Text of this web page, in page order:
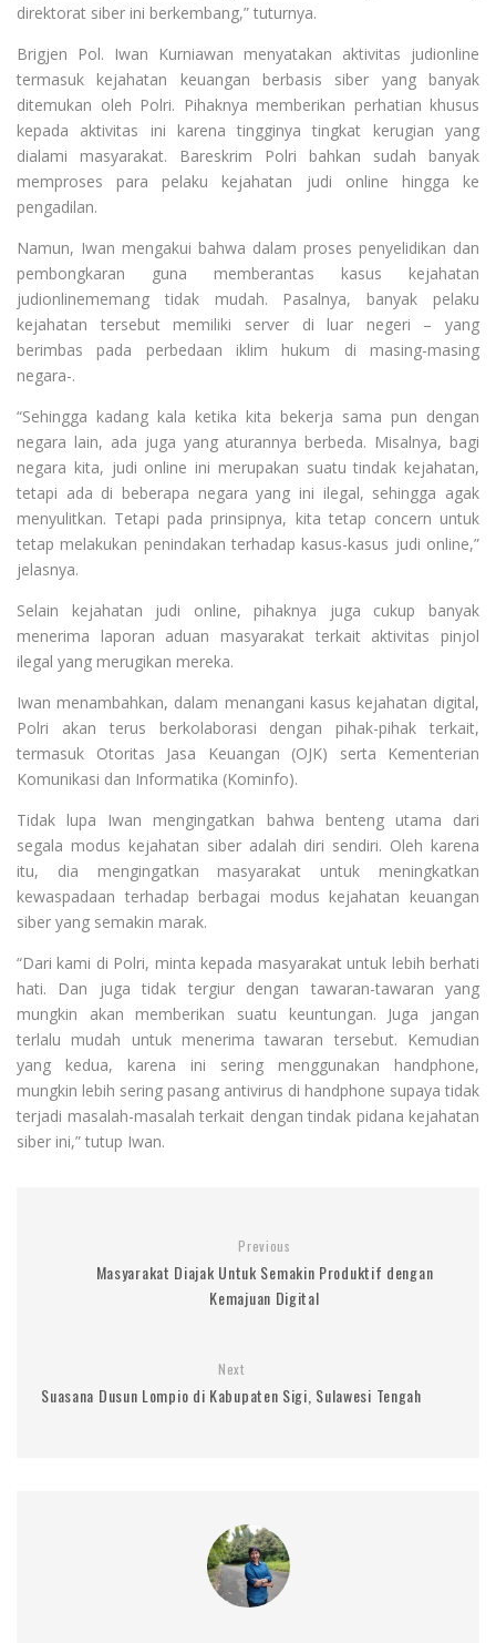
direktorat siber ini berkembang,” tuturnya.
Brigjen Pol. Iwan Kurniawan menyatakan aktivitas judionline
termasuk kejahatan keuangan berbasis siber yang banyak
ditemukan oleh Polri. Pihaknya memberikan perhatian khusus
kepada aktivitas ini karena tingginya tingkat kerugian yang
dialami masyarakat. Bareskrim Polri bahkan sudah banyak
memproses para pelaku kejahatan judi online hingga ke
pengadilan.
Namun, Iwan mengakui bahwa dalam proses penyelidikan dan
pembongkaran guna memberantas kasus kejahatan
judionlinememang tidak mudah. Pasalnya, banyak pelaku
kejahatan tersebut memiliki server di luar negeri – yang
berimbas pada perbedaan iklim hukum di masing-masing
negara-.
“Sehingga kadang kala ketika kita bekerja sama pun dengan
negara lain, ada juga yang aturannya berbeda. Misalnya, bagi
negara kita, judi online ini merupakan suatu tindak kejahatan,
tetapi ada di beberapa negara yang ini ilegal, sehingga agak
menyulitkan. Tetapi pada prinsipnya, kita tetap concern untuk
tetap melakukan penindakan terhadap kasus-kasus judi online,”
jelasnya.
Selain kejahatan judi online, pihaknya juga cukup banyak
menerima laporan aduan masyarakat terkait aktivitas pinjol
ilegal yang merugikan mereka.
Iwan menambahkan, dalam menangani kasus kejahatan digital,
Polri akan terus berkolaborasi dengan pihak-pihak terkait,
termasuk Otoritas Jasa Keuangan (OJK) serta Kementerian
Komunikasi dan Informatika (Kominfo).
Tidak lupa Iwan mengingatkan bahwa benteng utama dari
segala modus kejahatan siber adalah diri sendiri. Oleh karena
itu, dia mengingatkan masyarakat untuk meningkatkan
kewaspadaan terhadap berbagai modus kejahatan keuangan
siber yang semakin marak.
“Dari kami di Polri, minta kepada masyarakat untuk lebih berhati
hati. Dan juga tidak tergiur dengan tawaran-tawaran yang
mungkin akan memberikan suatu keuntungan. Juga jangan
terlalu mudah untuk menerima tawaran tersebut. Kemudian
yang kedua, karena ini sering menggunakan handphone,
mungkin lebih sering pasang antivirus di handphone supaya tidak
terjadi masalah-masalah terkait dengan tindak pidana kejahatan
siber ini,” tutup Iwan.
Previous
Masyarakat Diajak Untuk Semakin Produktif dengan
Kemajuan Digital
Next
Suasana Dusun Lompio di Kabupaten Sigi, Sulawesi Tengah